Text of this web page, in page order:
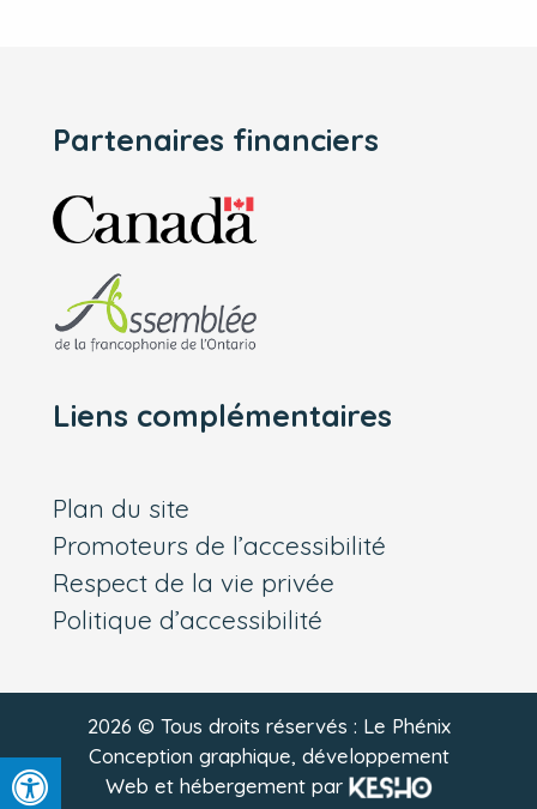
Partenaires financiers
Liens complémentaires
Plan du site
Promoteurs de l’accessibilité
Respect de la vie privée
Politique d’accessibilité
2026 © Tous droits réservés : Le Phénix
Conception graphique, développement
Web et hébergement par